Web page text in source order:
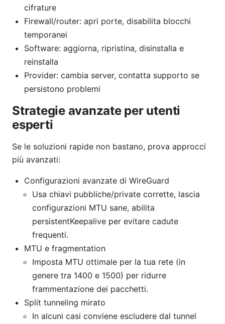
cifrature
Firewall/router: apri porte, disabilita blocchi
temporanei
Software: aggiorna, ripristina, disinstalla e
reinstalla
Provider: cambia server, contatta supporto se
persistono problemi
Strategie avanzate per utenti
esperti
Se le soluzioni rapide non bastano, prova approcci
più avanzati:
Configurazioni avanzate di WireGuard
Usa chiavi pubbliche/private corrette, lascia
configurazioni MTU sane, abilita
persistentKeepalive per evitare cadute
frequenti.
MTU e fragmentation
Imposta MTU ottimale per la tua rete (in
genere tra 1400 e 1500) per ridurre
frammentazione dei pacchetti.
Split tunneling mirato
In alcuni casi conviene escludere dal tunnel